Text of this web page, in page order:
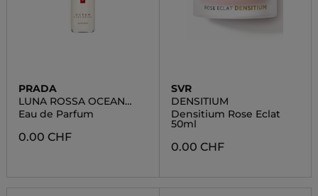
PRADA
LUNA ROSSA OCEAN
REFILL
Eau de Parfum
0.00 CHF
SVR
DENSITIUM
Densitium Rose Eclat
50ml
0.00 CHF